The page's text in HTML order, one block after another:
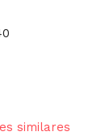
similares